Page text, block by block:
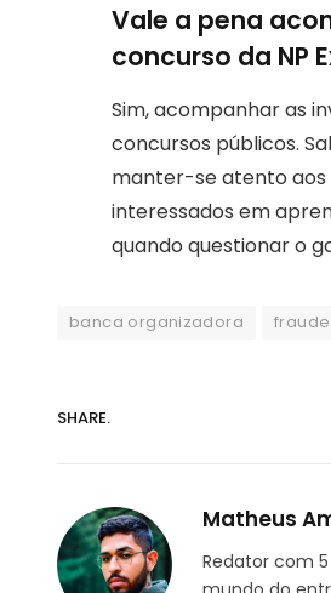
Vale a pena
concurso da NP
Sim, acompanhar as
concursos públicos.
manter-se atento aos
interessados em
quando questionar o
banca organizadora
SHARE.
Matheus
Redator com